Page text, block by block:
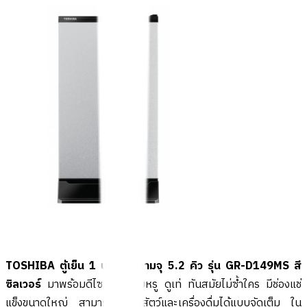
TOSHIBA ตู้เย็น 1 ประตู ความจุ 5.2 คิว รุ่น GR-D149MS สี
ซิลเวอร์มาพร้อมดีไซน์สุดเรียบหรู ดูเท่ ทันสมัยไม่ซ้ำใคร มีช่องแช่
แข็งขนาดใหญ่ สามารถใส่เนื้อสัตว์และเครื่องดื่มได้แบบจัดเต็ม ใน